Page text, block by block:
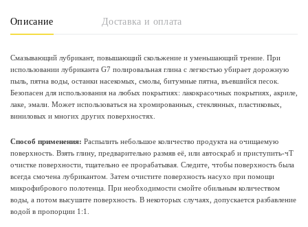
Описание Доставка и оплата
Смазывающий лубрикант, повышающий скольжение и уменьшающий трение. При
использовании лубриканта G7 полировальная глина с легкостью убирает дорожную
пыль, пятна воды, останки насекомых, смолы, битумные пятна, въевшийся песок.
Безопасен для использования на любых покрытиях: лакокрасочных покрытиях, акриле,
лаке, эмали. Может использоваться на хромированных, стеклянных, пластиковых,
виниловых и многих других поверхностях.
Способ применения: Распылить небольшое количество продукта на очищаемую
поверхность. Взять глину, предварительно размяв её, или автоскраб и приступить-чТ
очистке поверхности, тщательно ее прорабатывая. Следите, чтобы поверхность была
всегда смочена лубрикантом. Затем очистите поверхность насухо при помощи
микрофибрового полотенца. При необходимости смойте обильным количеством
воды, а потом высушите поверхность. В некоторых случаях, допускается разбавление
водой в пропорции 1:1.